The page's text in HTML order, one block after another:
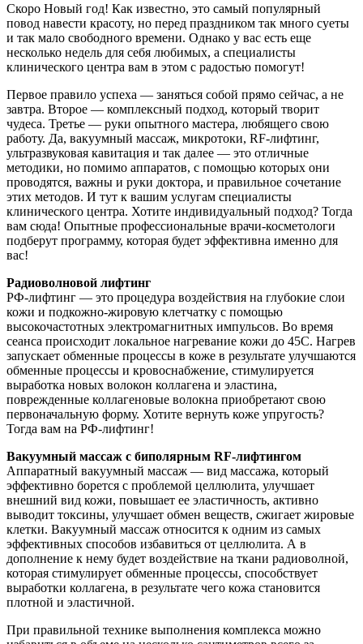
Скоро Новый год! Как известно, это самый популярный
повод навести красоту, но перед праздником так много суеты
и так мало свободного времени. Однако у вас есть еще
несколько недель для себя любимых, а специалисты
клинического центра вам в этом с радостью помогут!
Первое правило успеха — заняться собой прямо сейчас, а не
завтра. Второе — комплексный подход, который творит
чудеса. Третье — руки опытного мастера, любящего свою
работу. Да, вакуумный массаж, микротоки, RF-лифтинг,
ультразвуковая кавитация и так далее — это отличные
методики, но помимо аппаратов, с помощью которых они
проводятся, важны и руки доктора, и правильное сочетание
этих методов. И тут к вашим услугам специалисты
клинического центра. Хотите индивидуальный подход? Тогда
вам сюда! Опытные профессиональные врачи-косметологи
подберут программу, которая будет эффективна именно для
вас!
Радиоволновой лифтинг
РФ-лифтинг — это процедура воздействия на глубокие слои
кожи и подкожно-жировую клетчатку с помощью
высокочастотных электромагнитных импульсов. Во время
сеанса происходит локальное нагревание кожи до 45С. Нагрев
запускает обменные процессы в коже в результате улучшаются
обменные процессы и кровоснабжение, стимулируется
выработка новых волокон коллагена и эластина,
поврежденные коллагеновые волокна приобретают свою
первоначальную форму. Хотите вернуть коже упругость?
Тогда вам на РФ-лифтинг!
Вакуумный массаж с биполярным RF-лифтингом
Аппаратный вакуумный массаж — вид массажа, который
эффективно борется с проблемой целлюлита, улучшает
внешний вид кожи, повышает ее эластичность, активно
выводит токсины, улучшает обмен веществ, сжигает жировые
клетки. Вакуумный массаж относится к одним из самых
эффективных способов избавиться от целлюлита. А в
дополнение к нему будет воздействие на ткани радиоволной,
которая стимулирует обменные процессы, способствует
выработки коллагена, в результате чего кожа становится
плотной и эластичной.
При правильной технике выполнения комплекса можно